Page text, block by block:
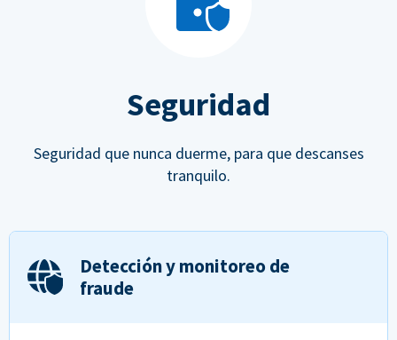
Seguridad
Seguridad que nunca duerme, para que descanses
tranquilo.
Detección y monitoreo de
fraude